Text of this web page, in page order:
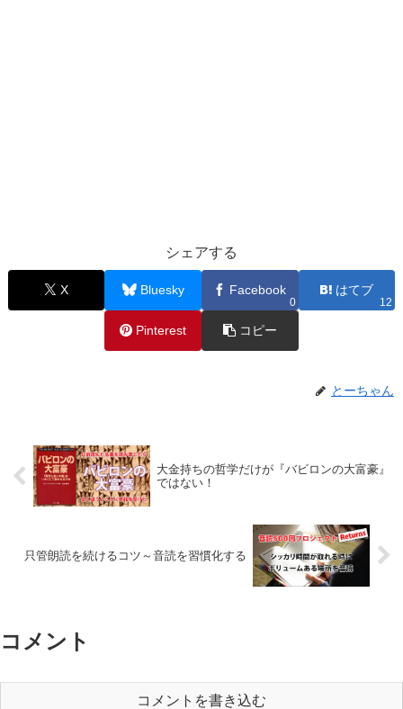
シェアする
X Bluesky Facebook
0
はてブ
12
Pinterest コピー
とーちゃん
大金持ちの哲学だけが『バビロンの大富豪』
ではない！
只管朗読を続けるコツ～音読を習慣化する
コメント
コメントを書き込む